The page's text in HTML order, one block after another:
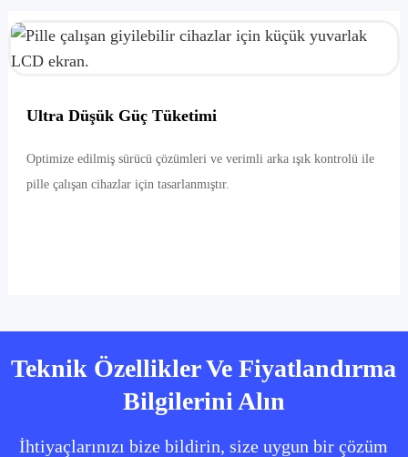
Ultra Düşük Güç Tüketimi
Optimize edilmiş sürücü çözümleri ve verimli arka ışık kontrolü ile
pille çalışan cihazlar için tasarlanmıştır.
Teknik Özellikler Ve Fiyatlandırma
Bilgilerini Alın
İhtiyaçlarınızı bize bildirin, size uygun bir çözüm